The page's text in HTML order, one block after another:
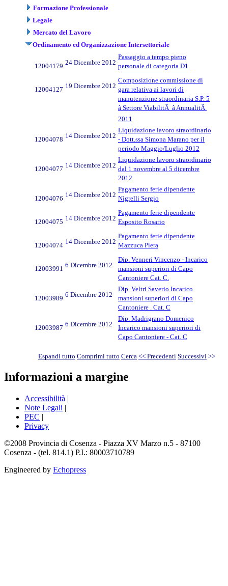
Formazione Professionale
Legale
Mercato del Lavoro
Ordinamento ed Organizzazione Intersettoriale
12004179 24 Dicembre 2012
Passaggio a tempo pieno
personale di categoria D1
12004127 19 Dicembre 2012
Composizione commissione di
gara relativa ai lavori di
manutenzione straordinaria S.P. 5
â Settore ViabilitÃ â AnnualitÃ
2011
12004078 14 Dicembre 2012
Liquidazione lavoro straordinario
- Dott.ssa Simona Marano per il
periodo Maggio/Luglio 2012
12004077 14 Dicembre 2012
Liquidazione lavoro straordinario
dal 1 novembre al 5 dicembre
2012
12004076 14 Dicembre 2012
Pagamento ferie dipendente
Nigrelli Sergio
12004075 14 Dicembre 2012
Pagamento ferie dipendente
Esposito Rosario
12004074 14 Dicembre 2012
Pagamento ferie dipendente
Mazzuca Piera
12003991 6 Dicembre 2012
Dip. Venneri Vincenzo - Incarico
mansioni superiori di Capo
Cantoniere Cat. C.
12003989 6 Dicembre 2012
Dip. Veltri Saverio Incarico
mansioni superiori di Capo
Cantoniere . Cat. C
12003987 6 Dicembre 2012
Dip. Madrigrano Domenico
Incarico mansioni superiori di
Capo Cantoniere - Cat. C
Espandi tutto Comprimi tutto Cerca << Precedenti Successivi >>
Informazioni a margine
Accessibilità |
Note Legali |
PEC |
Privacy
©2008 Provincia di Cosenza - Piazza XV Marzo n.5 - 87100
Cosenza - (tel. 814.1) P.I.: 80003710789
Engineered by Echopress